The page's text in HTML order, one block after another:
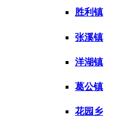
胜利镇
张溪镇
洋湖镇
葛公镇
花园乡